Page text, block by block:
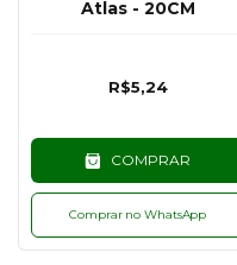
Atlas - 20CM
R$5,24
COMPRAR
Comprar no WhatsApp